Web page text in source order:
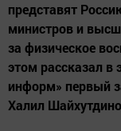
представят
министров и
за физическое
этом рассказал в
информ» первый
Халил